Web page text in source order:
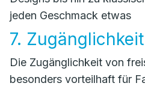
jeden Geschmack etwas
7. Zugänglichkeit
Die Zugänglichkeit von
besonders vorteilhaft für